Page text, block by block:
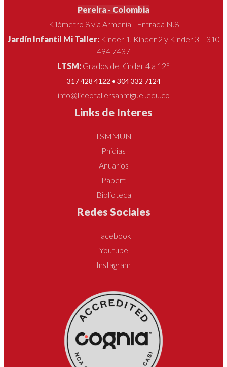
Pereira - Colombia
Kilómetro 8 vía Armenia - Entrada N.8
Jardín Infantil Mi Taller: Kínder 1, Kínder 2 y Kínder 3 - 310
494 7437
LTSM: Grados de Kínder 4 a 12°
317 428 4122 • 304 332 7124
info@liceotallersanmiguel.edu.co
Links de Interes
TSMMUN
Phidias
Anuarios
Papert
Biblioteca
Redes Sociales
Facebook
Youtube
Instagram